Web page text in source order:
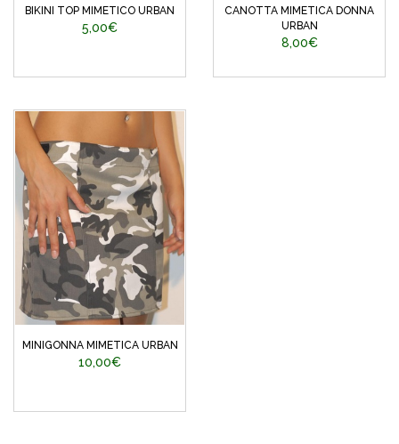
BIKINI TOP MIMETICO URBAN
5,00€
CANOTTA MIMETICA DONNA
URBAN
8,00€
MINIGONNA MIMETICA URBAN
10,00€